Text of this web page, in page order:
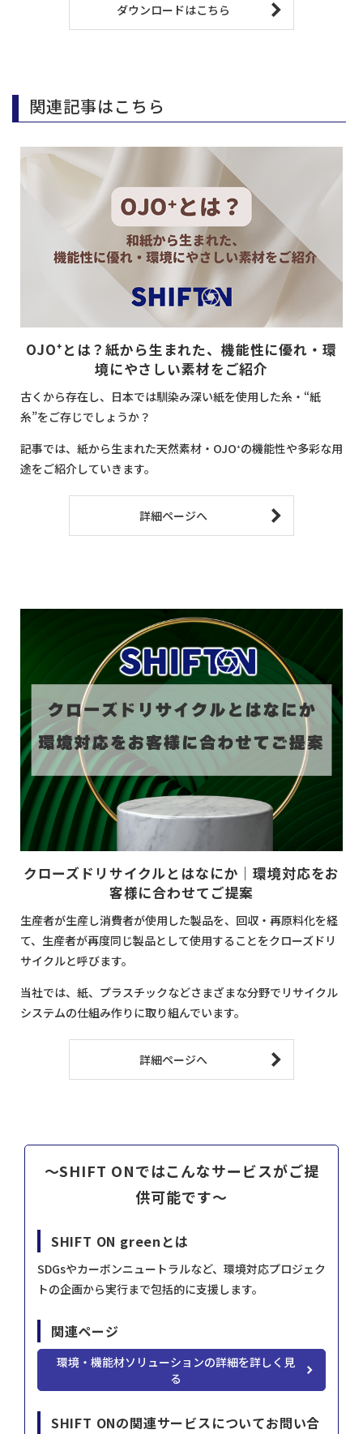
ダウンロードはこちら
関連記事はこちら
OJO⁺とは？紙から生まれた、機能性に優れ・環
境にやさしい素材をご紹介
古くから存在し、日本では馴染み深い紙を使用した糸・“紙
糸”をご存じでしょうか？
記事では、紙から生まれた天然素材・OJO⁺の機能性や多彩な用
途をご紹介していきます。
詳細ページへ
クローズドリサイクルとはなにか｜環境対応をお
客様に合わせてご提案
生産者が生産し消費者が使用した製品を、回収・再原料化を経
て、生産者が再度同じ製品として使用することをクローズドリ
サイクルと呼びます。
当社では、紙、プラスチックなどさまざまな分野でリサイクル
システムの仕組み作りに取り組んでいます。
詳細ページへ
～SHIFT ONではこんなサービスがご提
供可能です～
SHIFT ON greenとは
SDGsやカーボンニュートラルなど、環境対応プロジェク
トの企画から実行まで包括的に支援します。
関連ページ
環境・機能材ソリューションの詳細を詳しく見
る
SHIFT ONの関連サービスについてお問い合